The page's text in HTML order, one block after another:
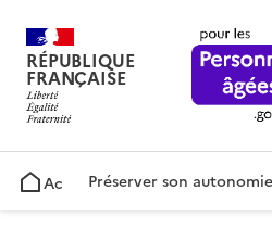
RÉPUBLIQUE
FRANÇAISE
AccueilPréserver son autonomie